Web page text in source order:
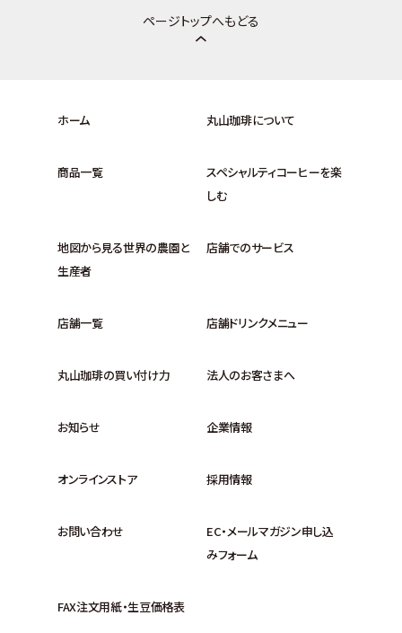
ページトップへもどる
ホーム 丸山珈琲について
商品一覧
スペシャルティコーヒーを楽
しむ
地図から見る世界の農園と
生産者
店舗でのサービス
店舗一覧 店舗ドリンクメニュー
丸山珈琲の買い付け力 法人のお客さまへ
お知らせ 企業情報
オンラインストア 採用情報
お問い合わせ
EC・メールマガジン申し込
みフォーム
FAX注文用紙・生豆価格表